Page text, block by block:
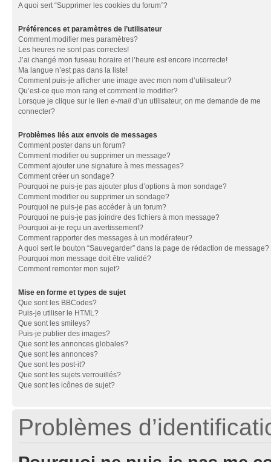
A quoi sert “Supprimer les cookies du forum”?
Préférences et paramètres de l’utilisateur
Comment modifier mes paramètres?
Les heures ne sont pas correctes!
J’ai changé mon fuseau horaire et l’heure est encore incorrecte!
Ma langue n’est pas dans la liste!
Comment puis-je afficher une image avec mon nom d’utilisateur?
Qu’est-ce que mon rang et comment le modifier?
Lorsque je clique sur le lien e-mail d’un utilisateur, on me demande de me
connecter?
Problèmes liés aux envois de messages
Comment poster dans un forum?
Comment modifier ou supprimer un message?
Comment ajouter une signature à mes messages?
Comment créer un sondage?
Pourquoi ne puis-je pas ajouter plus d’options à mon sondage?
Comment modifier ou supprimer un sondage?
Pourquoi ne puis-je pas accéder à un forum?
Pourquoi ne puis-je pas joindre des fichiers à mon message?
Pourquoi ai-je reçu un avertissement?
Comment rapporter des messages à un modérateur?
A quoi sert le bouton “Sauvegarder” dans la page de rédaction de message?
Pourquoi mon message doit être validé?
Comment remonter mon sujet?
Mise en forme et types de sujet
Que sont les BBCodes?
Puis-je utiliser le HTML?
Que sont les smileys?
Puis-je publier des images?
Que sont les annonces globales?
Que sont les annonces?
Que sont les post-it?
Que sont les sujets verrouillés?
Que sont les icônes de sujet?
Problèmes